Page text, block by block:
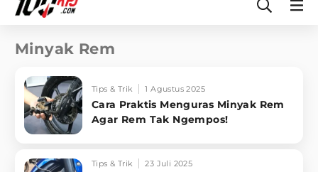
Minyak Rem
Tips & Trik 1 Agustus 2025
Cara Praktis Menguras Minyak Rem
Agar Rem Tak Ngempos!
Tips & Trik 23 Juli 2025